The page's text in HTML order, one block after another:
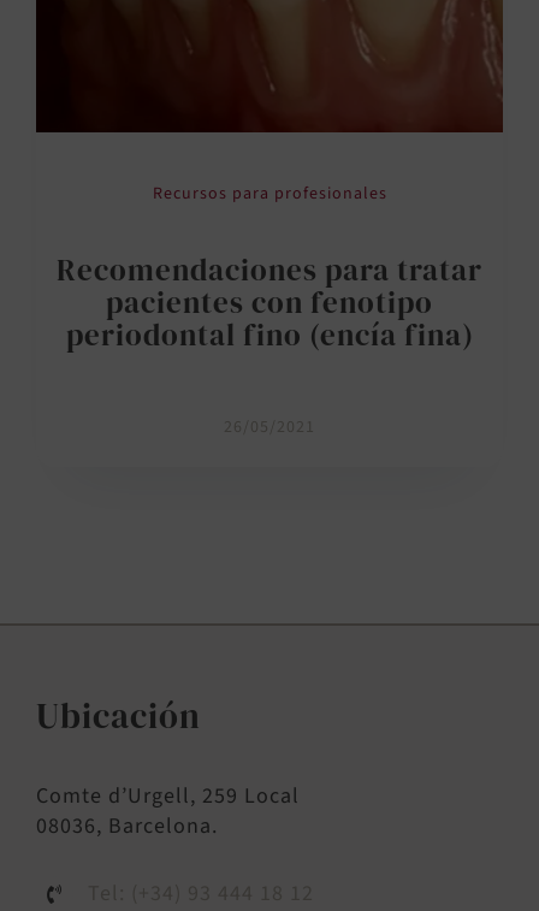
Recursos para profesionales
Recomendaciones para tratar
pacientes con fenotipo
periodontal fino (encía fina)
26/05/2021
Ubicación
Comte d’Urgell, 259 Local
08036, Barcelona.